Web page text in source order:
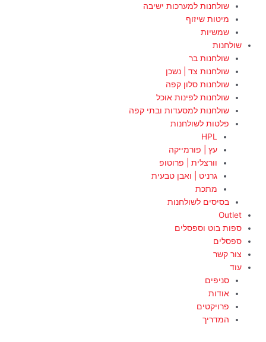
שולחנות למערכות ישיבה
מיטות שיזוף
שמשיות
שולחנות
שולחנות בר
שולחנות צד | נשכן
שולחנות סלון קפה
שולחנות לפינות אוכל
שולחנות למסעדות ובתי קפה
פלטות לשולחנות
HPL
עץ | פורמייקה
וורצלית | פרוטופ
גרניט | ואבן טבעית
מתכת
בסיסים לשולחנות
Outlet
ספות בוט וספסלים
ספסלים
צור קשר
עוד
סניפים
אודות
פרויקטים
המדריך